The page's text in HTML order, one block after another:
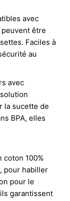
avec
être
Faciles à
au
avec
la sucette de
BPA, elles
coton 100%
pour habiller
pour le
garantissent